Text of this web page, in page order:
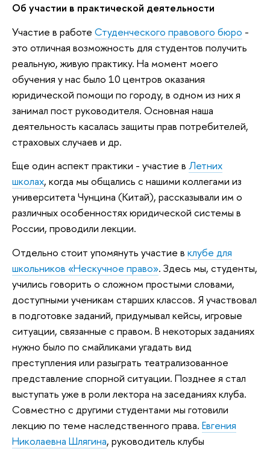
Об участии в практической деятельности
Участие в работе Студенческого правового бюро -
это отличная возможность для студентов получить
реальную, живую практику. На момент моего
обучения у нас было 10 центров оказания
юридической помощи по городу, в одном из них я
занимал пост руководителя. Основная наша
деятельность касалась защиты прав потребителей,
страховых случаев и др.
Еще один аспект практики - участие в Летних
школах, когда мы общались с нашими коллегами из
университета Чунцина (Китай), рассказывали им о
различных особенностях юридической системы в
России, проводили лекции.
Отдельно стоит упомянуть участие в клубе для
школьников «Нескучное право». Здесь мы, студенты,
учились говорить о сложном простыми словами,
доступными ученикам старших классов. Я участвовал
в подготовке заданий, придумывал кейсы, игровые
ситуации, связанные с правом. В некоторых заданиях
нужно было по смайликами угадать вид
преступления или разыграть театрализованное
представление спорной ситуации. Позднее я стал
выступать уже в роли лектора на заседаниях клуба.
Совместно с другими студентами мы готовили
лекцию по теме наследственного права. Евгения
Николаевна Шлягина, руководитель клубы